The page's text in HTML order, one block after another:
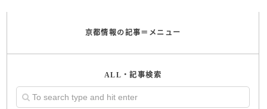
京都情報の記事＝メニュー
ALL・記事検索